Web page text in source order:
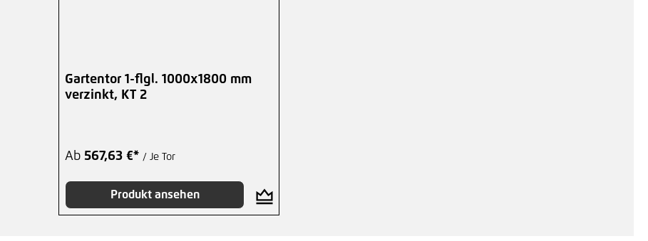
Gartentor 1-flgl. 1000x1800 mm
verzinkt, KT 2
Ab 567,63 €* / Je Tor
Produkt ansehen